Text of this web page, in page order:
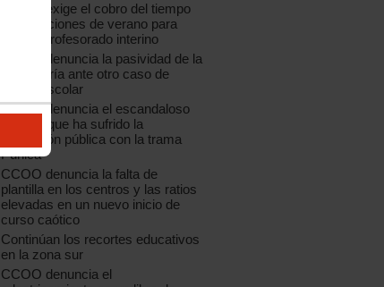
CCOO exige el cobro del tiempo
de vacaciones de verano para
todo el profesorado interino
CCOO denuncia la pasividad de la
Consejería ante otro caso de
acoso escolar
CCOO denuncia el escandaloso
saqueo que ha sufrido la
educación pública con la trama
Púnica
CCOO denuncia la falta de
plantilla en los centros y las ratios
elevadas en un nuevo inicio de
curso caótico
Continúan los recortes educativos
en la zona sur
CCOO denuncia el